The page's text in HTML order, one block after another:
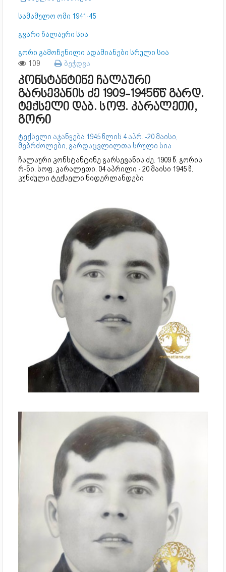
სამამულო ომი 1941-45
გვარი ჩალაური სია
გორი გამოჩენილი ადამიანები სრული სია
109 ბეჭდვა
კონსტანტინე ჩალაური
გარსევანის ძე 1909-1945წწ გარდ.
ტექსელი დაბ. სოფ. კარალეთი,
გორი
ტექსელი აჯანყება 1945 წლის 4 აპრ. -20 მაისი,
მებრძოლები, გარდაცვლილთა სრული სია
ჩალაური კონსტანტინე გარსევანის ძე. 1909 წ. გორის
რ-ნი. სოფ. კარალეთი. 04 აპრილი - 20 მაისი 1945 წ.
კუნძული ტექსელი ნიდერლანდები